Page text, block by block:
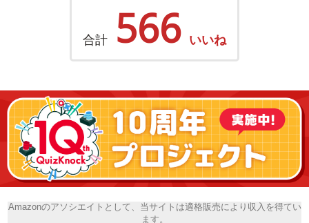
合計 566 いいね
Amazonのアソシエイトとして、当サイトは適格販売により収入を得てい
ます。